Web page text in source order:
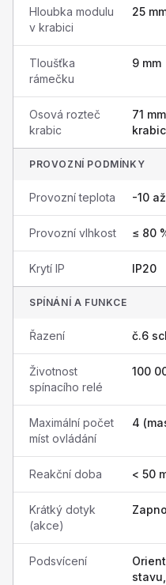
Hloubka modulu
v krabici
25
Tloušťka
rámečku
9 mm
Osová rozteč
krabic
71
PROVOZNÍ PODMÍNKY
Provozní teplota -10
Provozní vlhkost ≤ 80
Krytí IP IP20
SPÍNÁNÍ A FUNKCE
Řazení č.6
Životnost
spínacího relé
100
Maximální počet
míst ovládání
4
Reakční doba < 50
Krátký dotyk
(akce)
Podsvícení